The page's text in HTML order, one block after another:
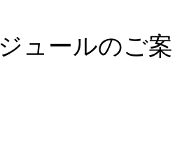
ュールのご